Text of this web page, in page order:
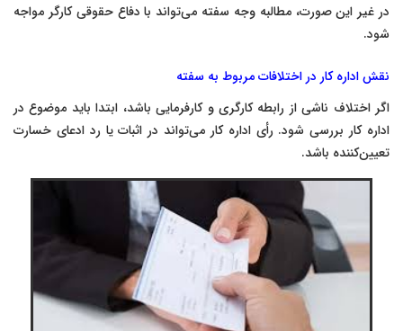
در غیر این صورت، مطالبه وجه سفته می‌تواند با دفاع حقوقی کارگر مواجه
شود.
نقش اداره کار در اختلافات مربوط به سفته
اگر اختلاف ناشی از رابطه کارگری و کارفرمایی باشد، ابتدا باید موضوع در
اداره کار بررسی شود. رأی اداره کار می‌تواند در اثبات یا رد ادعای خسارت
تعیین‌کننده باشد.